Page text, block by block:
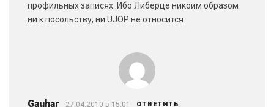
профильных записях. Ибо Либерце никоим образом
ни к посольству, ни UJOP не относится.
Gauhar 27.04.2010 в 15:01 ОТВЕТИТЬ